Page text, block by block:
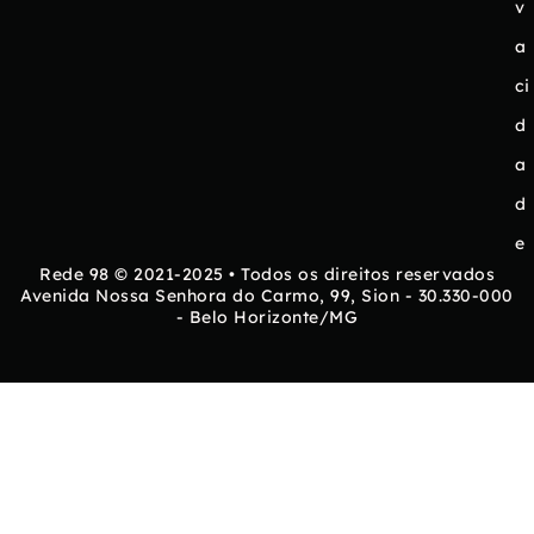
v
a
ci
d
a
d
e
Rede 98 © 2021-2025 • Todos os direitos reservados
Avenida Nossa Senhora do Carmo, 99, Sion - 30.330-000
- Belo Horizonte/MG